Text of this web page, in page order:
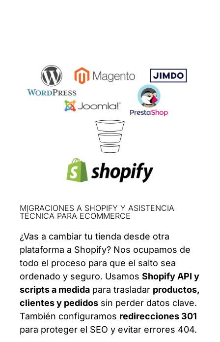
MIGRACIONES A SHOPIFY Y ASISTENCIA
TÉCNICA PARA ECOMMERCE
¿Vas a cambiar tu tienda desde otra
plataforma a Shopify? Nos ocupamos de
todo el proceso para que el salto sea
ordenado y seguro. Usamos Shopify API y
scripts a medida para trasladar productos,
clientes y pedidos sin perder datos clave.
También configuramos redirecciones 301
para proteger el SEO y evitar errores 404.